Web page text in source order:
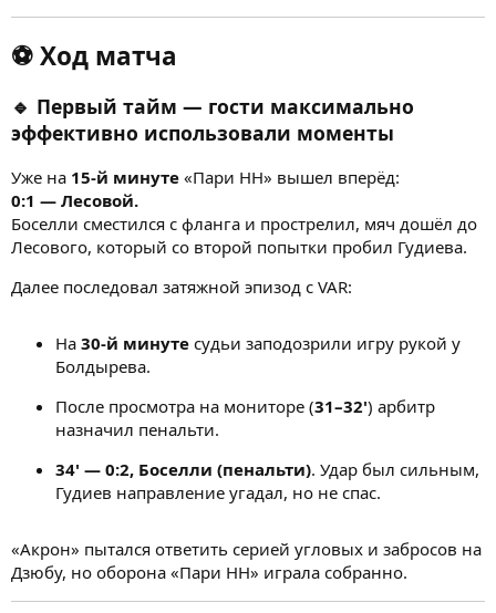
⚽ Ход матча
🔹 Первый тайм — гости максимально
эффективно использовали моменты
Уже на 15-й минуте «Пари НН» вышел вперёд:
0:1 — Лесовой.
Боселли сместился с фланга и прострелил, мяч дошёл до
Лесового, который со второй попытки пробил Гудиева.
Далее последовал затяжной эпизод с VAR:
На 30-й минуте судьи заподозрили игру рукой у
Болдырева.
После просмотра на мониторе (31–32') арбитр
назначил пенальти.
34' — 0:2, Боселли (пенальти). Удар был сильным,
Гудиев направление угадал, но не спас.
«Акрон» пытался ответить серией угловых и забросов на
Дзюбу, но оборона «Пари НН» играла собранно.